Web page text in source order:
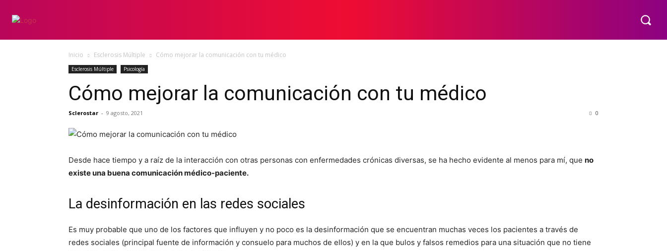
Inicio Esclerosis Múltiple Cómo mejorar la comunicación con tu médico
Esclerosis Múltiple Psicología
Cómo mejorar la comunicación con tu médico
Sclerostar - 9 agosto, 2021 0
Desde hace tiempo y a raíz de la interacción con otras personas con enfermedades crónicas diversas, se ha hecho evidente al menos para mí, que no
existe una buena comunicación médico-paciente.
La desinformación en las redes sociales
Es muy probable que uno de los factores que influyen y no poco es la desinformación que se encuentran muchas veces los pacientes a través de
redes sociales (principal fuente de información y consuelo para muchos de ellos) y en la que bulos y falsos remedios para una situación que no tiene